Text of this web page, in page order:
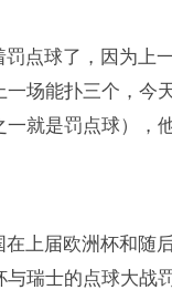
点球了，因为上
场能扑三个，今
就是罚点球），
上届欧洲杯和随
瑞士的点球大战